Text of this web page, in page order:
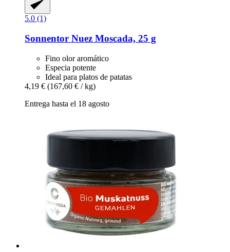
5.0 (1)
Sonnentor Nuez Moscada, 25 g
Fino olor aromático
Especia potente
Ideal para platos de patatas
4,19 € (167,60 € / kg)
Entrega hasta el 18 agosto